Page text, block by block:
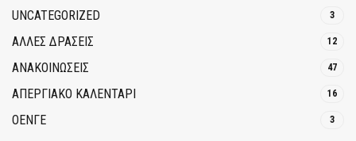
UNCATEGORIZED 3
ΑΛΛΕΣ ΔΡΑΣΕΙΣ 12
ΑΝΑΚΟΙΝΩΣΕΙΣ 47
ΑΠΕΡΓΙΑΚΟ ΚΑΛΕΝΤΑΡΙ 16
ΟΕΝΓΕ 3